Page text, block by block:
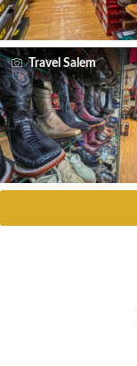
Travel Salem